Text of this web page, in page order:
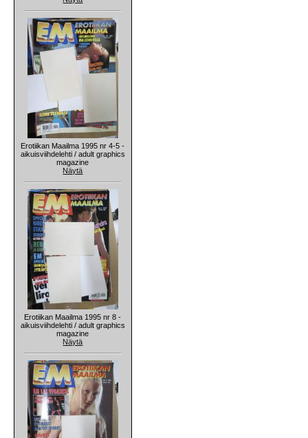
Erotiikan Maailma 1995 nr 4-5 -
aikuisviihdelehti / adult graphics
magazine
Näytä
Erotiikan Maailma 1995 nr 8 -
aikuisviihdelehti / adult graphics
magazine
Näytä